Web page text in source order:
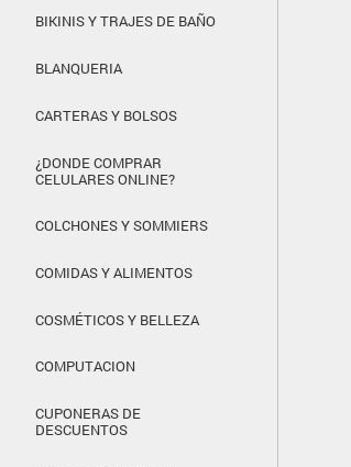
BIKINIS Y TRAJES DE BAÑO
BLANQUERIA
CARTERAS Y BOLSOS
¿DONDE COMPRAR
CELULARES ONLINE?
COLCHONES Y SOMMIERS
COMIDAS Y ALIMENTOS
COSMÉTICOS Y BELLEZA
COMPUTACION
CUPONERAS DE
DESCUENTOS